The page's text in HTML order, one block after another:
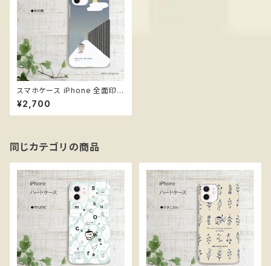
スマホケース iPhone 全面印刷
ハードケース ススメ隊長 ＊月の
夜
¥2,700
同じカテゴリの商品